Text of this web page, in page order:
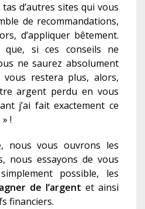
d’autres sites qui vous
de recommandations,
d’appliquer bêtement.
si ces conseils ne
ne saurez absolument
restera plus, alors,
argent perdu en vous
j’ai fait exactement ce
!
nous vous ouvrons les
nous essayons de vous
possible, les
de l’argent et ainsi
financiers.